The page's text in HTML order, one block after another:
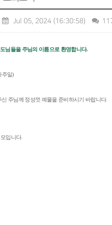
Jul 05, 2024 (16:30:58)
님들을 주님의 이름으로 환영합니다.
주일)
신 주님께 정성껏 예물을 준비하시기 바랍니다.
입니다.